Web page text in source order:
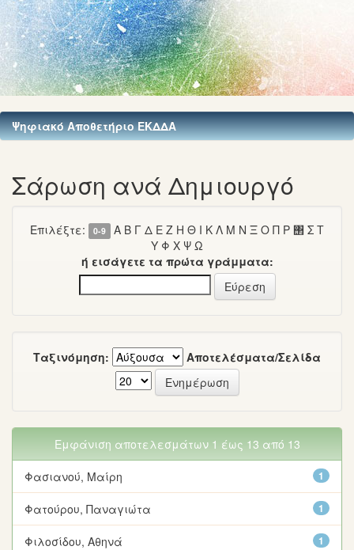
Ψηφιακό Αποθετήριο ΕΚΔΔΑ
Σάρωση ανά Δημιουργό
Επιλέξτε: 0-9 Α Β Γ Δ Ε Ζ Η Θ Ι Κ Λ Μ Ν Ξ Ο Π Ρ ΢ Σ Τ
Υ Φ Χ Ψ Ω
ή εισάγετε τα πρώτα γράμματα:
Ταξινόμηση: Αποτελέσματα/Σελίδα
Εμφάνιση αποτελεσμάτων 1 έως 13 από 13
Φασιανού, Μαίρη 1
Φατούρου, Παναγιώτα 1
Φιλοσίδου, Αθηνά 1